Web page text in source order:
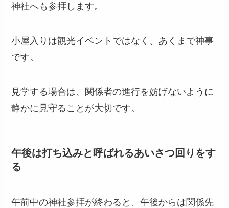
神社へも参拝します。
小屋入りは観光イベントではなく、あくまで神事
です。
見学する場合は、関係者の進行を妨げないように
静かに見守ることが大切です。
午後は打ち込みと呼ばれるあいさつ回りをす
る
午前中の神社参拝が終わると、午後からは関係先